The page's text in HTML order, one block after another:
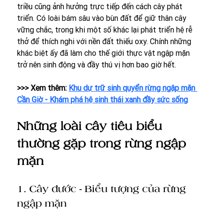
triều cũng ảnh hưởng trực tiếp đến cách cây phát
triển. Có loài bám sâu vào bùn đất để giữ thân cây
vững chắc, trong khi một số khác lại phát triển hệ rễ
thở để thích nghi với nền đất thiếu oxy. Chính những
khác biệt ấy đã làm cho thế giới thực vật ngập mặn
trở nên sinh động và đầy thú vị hơn bao giờ hết.
>>> Xem thêm: Khu dự trữ sinh quyển rừng ngập mặn
Cần Giờ - Khám phá hệ sinh thái xanh đầy sức sống
Những loài cây tiêu biểu
thường gặp trong rừng ngập
mặn
1. Cây đước - Biểu tượng của rừng
ngập mặn